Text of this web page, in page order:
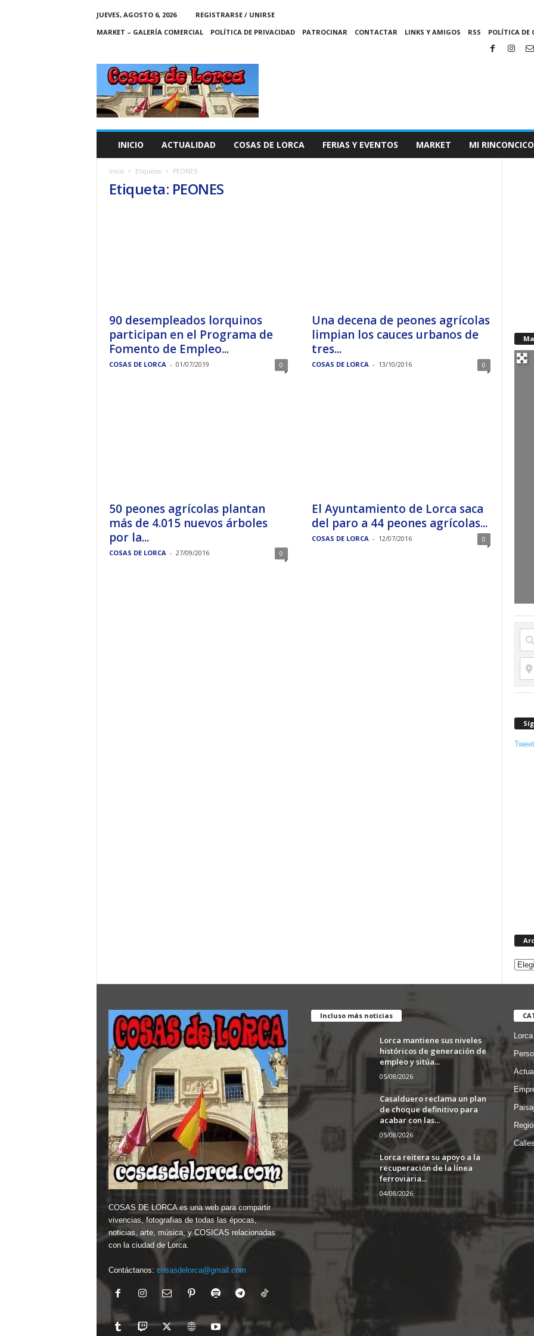
JUEVES, AGOSTO 6, 2026
REGISTRARSE / UNIRSE
MARKET – GALERÍA COMERCIAL
POLÍTICA DE PRIVACIDAD PATROCINAR CONTACTAR LINKS Y AMIGOS RSS POLÍTICA DE
C
A
S
INICIO ACTUALIDAD COSAS DE LORCA FERIAS Y EVENTOS MARKET MI RINCONCICO
Inicio Etiquetas PEONES
Etiqueta: PEONES
90 desempleados lorquinos
participan en el Programa de
Fomento de Empleo...
COSAS DE LORCA - 01/07/2019 0
Una decena de peones agrícolas
limpian los cauces urbanos de
tres...
COSAS DE LORCA - 13/10/2016 0
50 peones agrícolas plantan
más de 4.015 nuevos árboles
por la...
COSAS DE LORCA - 27/09/2016 0
El Ayuntamiento de Lorca saca
del paro a 44 peones agrícolas...
COSAS DE LORCA - 12/07/2016 0
COSAS DE LORCA es una web para compartir
vivencias, fotografias de todas las épocas,
noticias, arte, música, y COSICAS relacionadas
con la ciudad de Lorca.
Contáctanos: cosasdelorca@gmail.com
Incluso más noticias
Lorca mantiene sus niveles
históricos de generación de
empleo y sitúa...
05/08/2026
Casalduero reclama un plan
de choque definitivo para
acabar con las...
05/08/2026
Lorca reitera su apoyo a la
recuperación de la línea
ferroviaria...
04/08/2026
Lorca